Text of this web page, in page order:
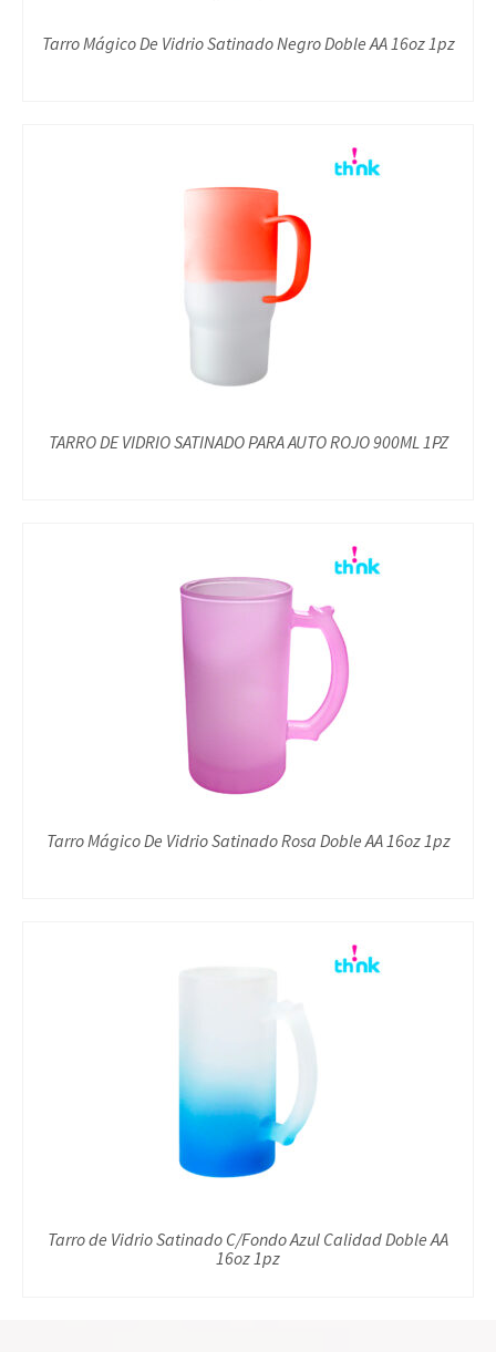
Tarro Mágico De Vidrio Satinado Negro Doble AA 16oz 1pz
TARRO DE VIDRIO SATINADO PARA AUTO ROJO 900ML 1PZ
Tarro Mágico De Vidrio Satinado Rosa Doble AA 16oz 1pz
Tarro de Vidrio Satinado C/Fondo Azul Calidad Doble AA
16oz 1pz